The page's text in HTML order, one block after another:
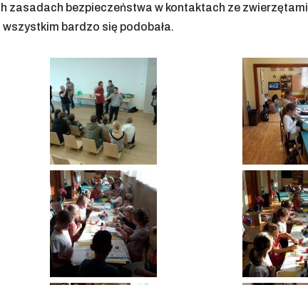
zasadach bezpieczeństwa w kontaktach ze zwierzętami
bardzo się podobała.